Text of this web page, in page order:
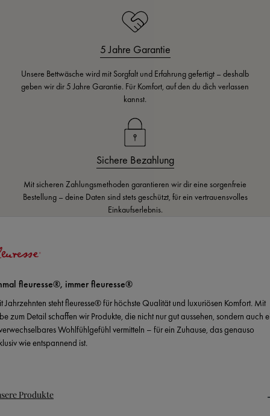
5 Jahre Garantie
Unsere Bettwäsche wird mit Sorgfalt und Erfahrung gefertigt – deshalb
geben wir dir 5 Jahre Garantie. Für Komfort, auf den du dich verlassen
kannst.
Sichere Bezahlung
Mit sicheren Zahlungsmethoden garantieren wir dir eine sorgenfreie
Bestellung – deine Daten sind stets geschützt, für ein vertrauensvolles
Einkaufserlebnis.
fleuresse®, immer fleuresse®
Jahrzehnten steht fleuresse® für höchste Qualität und luxuriösen Komfort. Mit
zum Detail schaffen wir Produkte, die nicht nur gut aussehen, sondern auch
Wohlfühlgefühl vermitteln – für ein Zuhause, das genauso
wie entspannend ist.
Produkte